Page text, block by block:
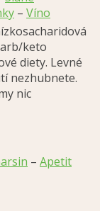
– Víno
keto
diety. Levné
nezhubnete.
nic
– Apetit